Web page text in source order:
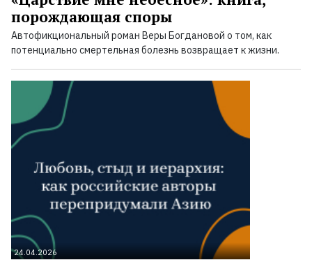
порождающая споры
Автофикциональный роман Веры Богдановой о том, как
потенциально смертельная болезнь возвращает к жизни.
24.04.2026